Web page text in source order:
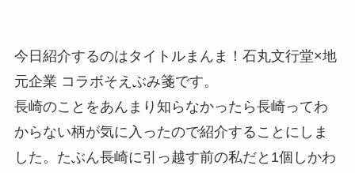
今日紹介するのはタイトルまんま！石丸文行堂×地
元企業 コラボそえぶみ箋です。
長崎のことをあんまり知らなかったら長崎ってわ
からない柄が気に入ったので紹介することにしま
した。たぶん長崎に引っ越す前の私だと1個しかわ